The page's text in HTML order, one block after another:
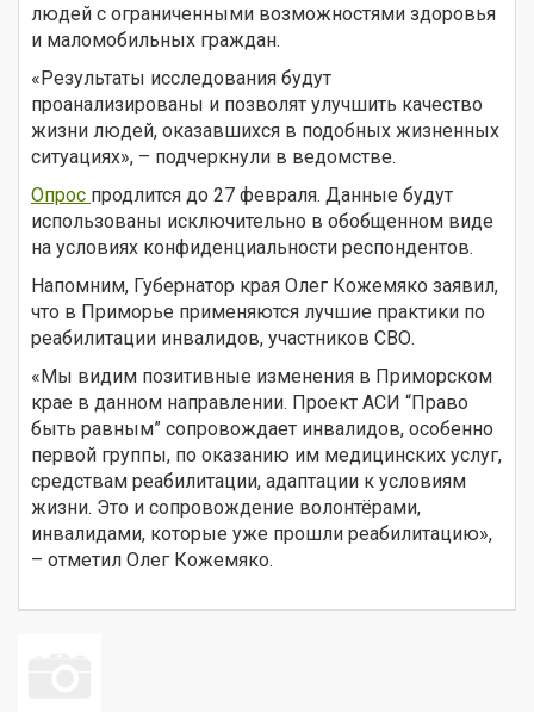
людей с ограниченными возможностями здоровья
и маломобильных граждан.
«Результаты исследования будут
проанализированы и позволят улучшить качество
жизни людей, оказавшихся в подобных жизненных
ситуациях», – подчеркнули в ведомстве.
Опрос продлится до 27 февраля. Данные будут
использованы исключительно в обобщенном виде
на условиях конфиденциальности респондентов.
Напомним, Губернатор края Олег Кожемяко заявил,
что в Приморье применяются лучшие практики по
реабилитации инвалидов, участников СВО.
«Мы видим позитивные изменения в Приморском
крае в данном направлении. Проект АСИ “Право
быть равным” сопровождает инвалидов, особенно
первой группы, по оказанию им медицинских услуг,
средствам реабилитации, адаптации к условиям
жизни. Это и сопровождение волонтёрами,
инвалидами, которые уже прошли реабилитацию»,
– отметил Олег Кожемяко.